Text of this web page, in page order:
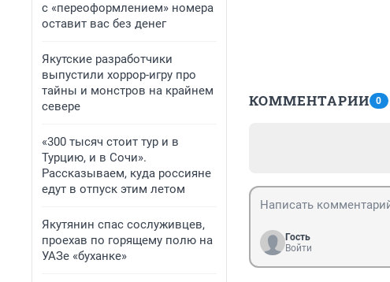
с «переоформлением» номера
оставит вас без денег
Якутские разработчики
выпустили хоррор-игру про
тайны и монстров на крайнем
севере
«300 тысяч стоит тур и в
Турцию, и в Сочи».
Рассказываем, куда россияне
едут в отпуск этим летом
Якутянин спас сослуживцев,
проехав по горящему полю на
УАЗе «буханке»
КОММЕНТАРИИ 0
Гость
Войти